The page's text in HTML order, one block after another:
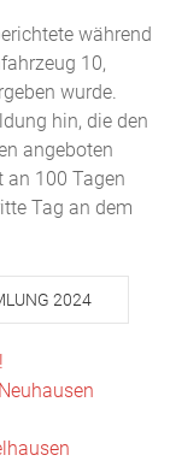
während
10,
wurde.
hin, die den
angeboten
an 100 Tagen
Tag an dem
2024